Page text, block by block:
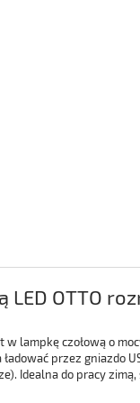
LED OTTO
lampkę czołową o
przez gniazdo
Idealna do pracy